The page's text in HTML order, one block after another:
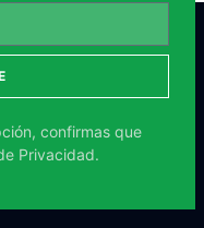
confirmas que
Privacidad.